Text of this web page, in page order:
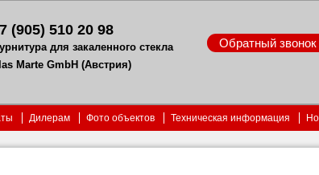
(905) 510 20 98
для закаленного стекла
Marte GmbH (Австрия)
Обратный звонок
Дилерам Фото объектов Техническая информация